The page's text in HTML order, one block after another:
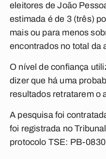
eleitores de João
estimada é de 3 (três)
mais ou para menos
encontrados no total da
O nível de confiança
dizer que há uma
resultados retratarem o
A pesquisa foi
foi registrada no
protocolo TSE: PB-